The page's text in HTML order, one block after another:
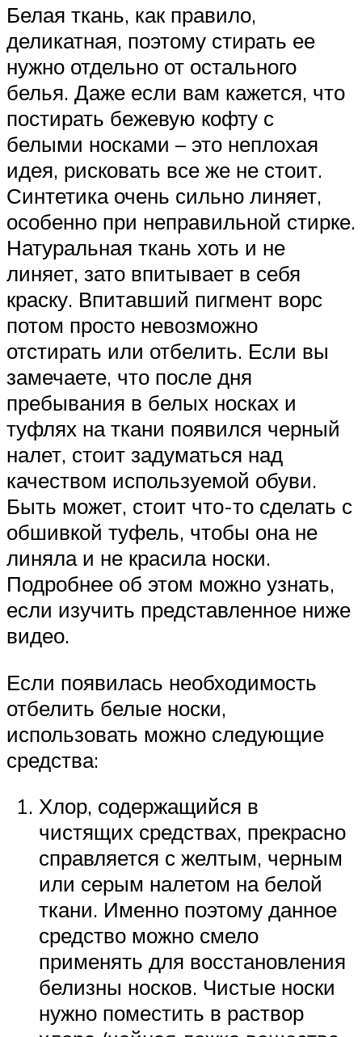
Белая ткань, как правило,
деликатная, поэтому стирать ее
нужно отдельно от остального
белья. Даже если вам кажется, что
постирать бежевую кофту с
белыми носками – это неплохая
идея, рисковать все же не стоит.
Синтетика очень сильно линяет,
особенно при неправильной стирке.
Натуральная ткань хоть и не
линяет, зато впитывает в себя
краску. Впитавший пигмент ворс
потом просто невозможно
отстирать или отбелить. Если вы
замечаете, что после дня
пребывания в белых носках и
туфлях на ткани появился черный
налет, стоит задуматься над
качеством используемой обуви.
Быть может, стоит что-то сделать с
обшивкой туфель, чтобы она не
линяла и не красила носки.
Подробнее об этом можно узнать,
если изучить представленное ниже
видео.
Если появилась необходимость
отбелить белые носки,
использовать можно следующие
средства:
Хлор, содержащийся в
чистящих средствах, прекрасно
справляется с желтым, черным
или серым налетом на белой
ткани. Именно поэтому данное
средство можно смело
применять для восстановления
белизны носков. Чистые носки
нужно поместить в раствор